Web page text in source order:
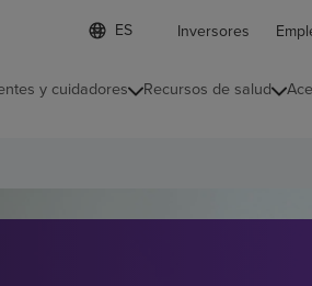
Lista
de
contraída
d
o
Inversores
y cuidadores Recursos de salud